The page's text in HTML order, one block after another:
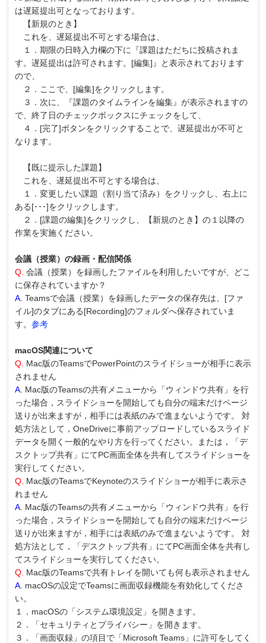
は遅延提出可となっております。
【新規のとき】
これを、遅延提出不可とする場合は、
１．期限の日時入力欄の下に『課題はただちに投稿されま
す。遅延提出は許可されます。[編集]』と表示されております
ので、
２．ここで、[編集]をクリックします。
３．次に、『課題のタイムラインを編集』が表示されますの
で、終了日のチェックボックスにチェックをして、
４．[完了]ボタンをクリックすることで、遅延提出が不可と
なります。
【既に提示した課題】
これを、遅延提出不可とする場合は、
１．変更したい課題（割り当て済み）をクリックし、右上に
ある[･･･]をクリックします。
２．[課題の編集]をクリックし、【新規のとき】の１以降の
作業を実施ください。
会議（授業）の録画・配信関係
Q. 会議（授業）を録画したファイルを利用したいですが、どこ
に保存されていますか？
A. Teamsで会議（授業）を録画したデータの保存先は、[ファ
イル]のタブにある[Recording]のフォルダへ保存されていま
す。 参考
macOS関連について
Q. Mac版のTeamsでPowerPointのスライドショーが相手に表示
されません
A. Mac版のTeamsの共有メニューから「ウィンドウ共有」を行
った場合，スライドショーを開始しても自分の端末だけページ
送りが出来ますが，相手には表紙のみで進まないようです。 対
処方法として，OneDriveに事前アップロードしているスライド
データを開く一般的なやり方を行ってください。または，「デ
スクトップ共有」にてPC画面全体を共有してスライドショーを
実行してください。
Q. Mac版のTeamsでKeynoteのスライドショーが相手に表示さ
れません
A. Mac版のTeamsの共有メニューから「ウィンドウ共有」を行
った場合，スライドショーを開始しても自分の端末だけページ
送りが出来ますが，相手には表紙のみで進まないようです。 対
処方法として，「デスクトップ共有」にてPC画面全体を共有し
てスライドショーを実行してください。
Q. Mac版のTeamsで共有トレイを開いても何も表示されません
A. macOSの設定でTeamsに画面収録機能を有効化してくださ
い。
１．macOSの「システム環境設定」を開きます。
２．「セキュリティとプライバシー」を開きます。
３．「画面収録」の項目で「Microsoft Teams」に許可をしてく